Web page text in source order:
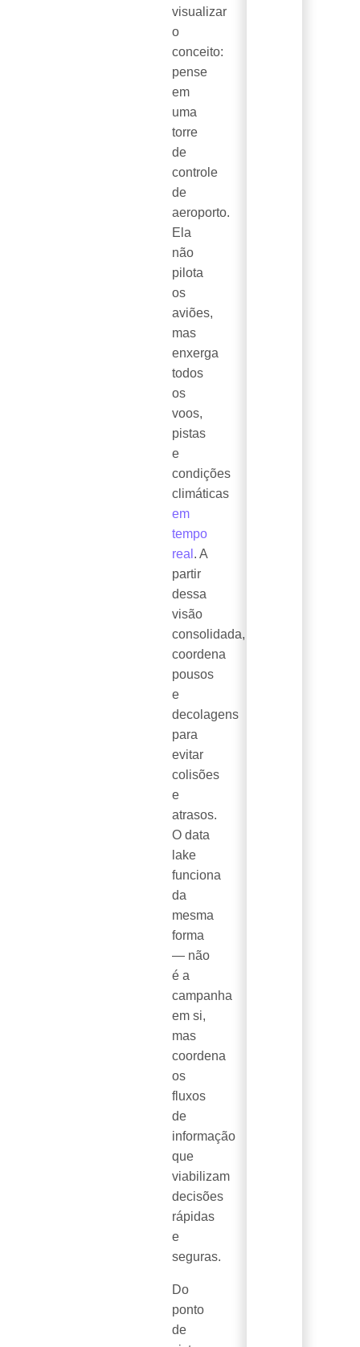
visualizar
o
conceito:
pense
em
uma
torre
de
controle
de
aeroporto.
Ela
não
pilota
os
aviões,
mas
enxerga
todos
os
voos,
pistas
e
condições
climáticas
em
tempo
real . A
partir
dessa
visão
consolidada,
coordena
pousos
e
decolagens
para
evitar
colisões
e
atrasos.
O data
lake
funciona
da
mesma
forma
— não
é a
campanha
em si,
mas
coordena
os
fluxos
de
informação
que
viabilizam
decisões
rápidas
e
seguras.
Do
ponto
de